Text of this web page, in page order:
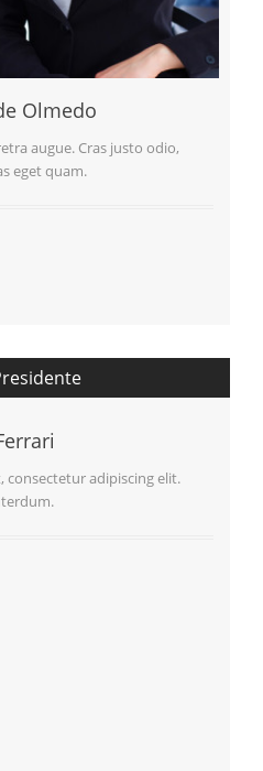
Olmedo
augue. Cras justo odio,
eget quam.
adipiscing elit.